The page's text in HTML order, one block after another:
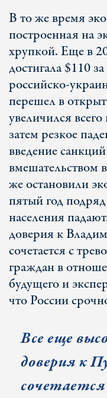
В то же время
построенная на
хрупкой. Еще в
достигала $110
российско-
перешел в
увеличился
затем резкое
введение
вмешательством
же остановили
пятый год
населения
доверия к
сочетается с
граждан в
будущего и
что России
Все еще
доверия к